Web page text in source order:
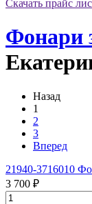
Скачать прайс
Фонари
Назад
1
2
3
Вперед
21940-3716010
3 700 ₽